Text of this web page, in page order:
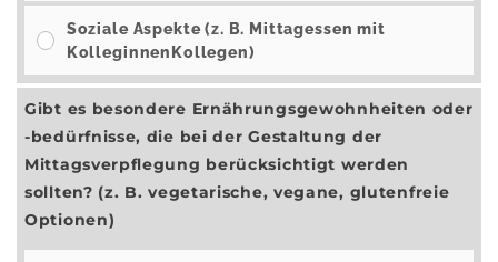
Soziale Aspekte (z. B. Mittagessen mit
KolleginnenKollegen)
Gibt es besondere Ernährungsgewohnheiten oder
-bedürfnisse, die bei der Gestaltung der
Mittagsverpflegung berücksichtigt werden
sollten? (z. B. vegetarische, vegane, glutenfreie
Optionen)